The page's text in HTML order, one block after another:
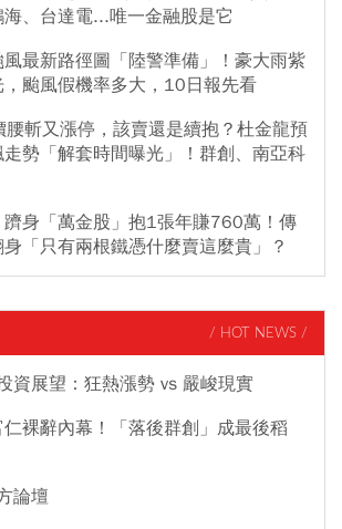
、台達電...唯一金融股是它
最新路徑圖「陸警準備」！豪大雨紫
颱風假機率多大，10日報先看
斬又漲停，該賣還是續抱？杜金龍預
勢「解套時間曝光」！群創、南亞科
躋身「萬金股」抱1張年賺760萬！傳
「只有兩根鐵憑什麼賣這麼貴」？
/ HOT NEWS /
資展望：狂熱漲勢 vs 嚴峻現實
裸辭內幕！「落後群創」成最後稻
論壇